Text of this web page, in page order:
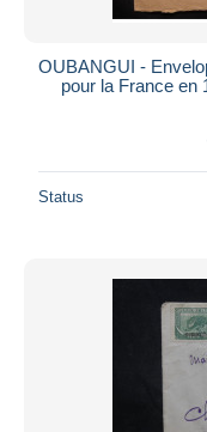
OUBANGUI -
pour la France en
Status